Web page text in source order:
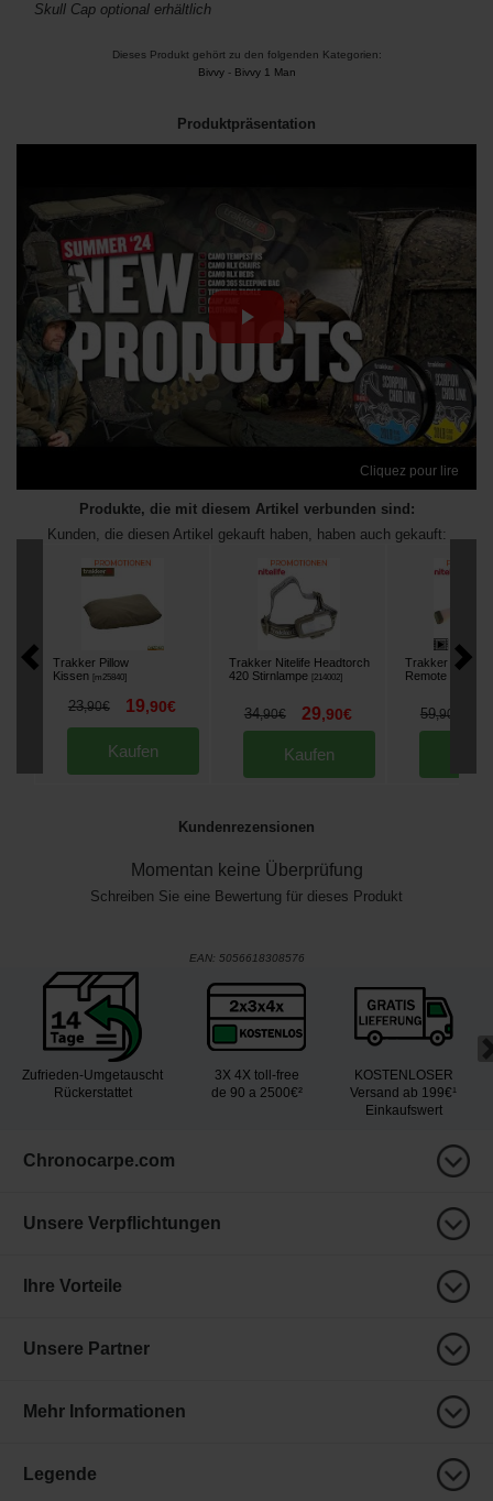
Skull Cap optional erhältlich
Dieses Produkt gehört zu den folgenden Kategorien:
Bivvy- Bivvy 1 Man
Produktpräsentation
Cliquez pour lire
Produkte, die mit diesem Artikel verbunden sind:
Kunden, die diesen Artikel gekauft haben, haben auch gekauft:
Trakker Pillow
Kissen [m25840]
23,90€ 19,90€
Kaufen
Trakker Nitelife Headtorch
420 Stirnlampe
214002]
34,90€ 29,90€
Kaufen
Trakker Nitelife
Remote 200
59,90
Kundenrezensionen
Momentan keine Überprüfung
Schreiben Sie eine Bewertung für dieses Produkt
EAN: 5056618308576
Zufrieden-Umgetauscht
Rückerstattet
3X 4X toll-free
de 90 a 2500€²
KOSTENLOSER
Versand ab 199€¹
Einkaufswert
Chronocarpe.com
Unsere Verpflichtungen
Ihre Vorteile
Unsere Partner
Mehr Informationen
Legende